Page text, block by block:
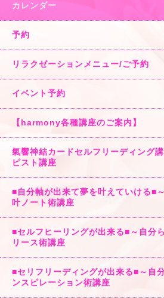
カレンダー
予約
リラクゼーションメニュー/ご予約
イベント予約
【harmony各種講座のご案内】
氣響神結カードセルフリーディング
ピスト講座
■自分軸が出来て夢を叶えていける■
叶ノート術講座
■セルフヒーリングが出来る■～自分
リース術講座
■セリフリーディングが出来る■～自
ンスピレーション術講座